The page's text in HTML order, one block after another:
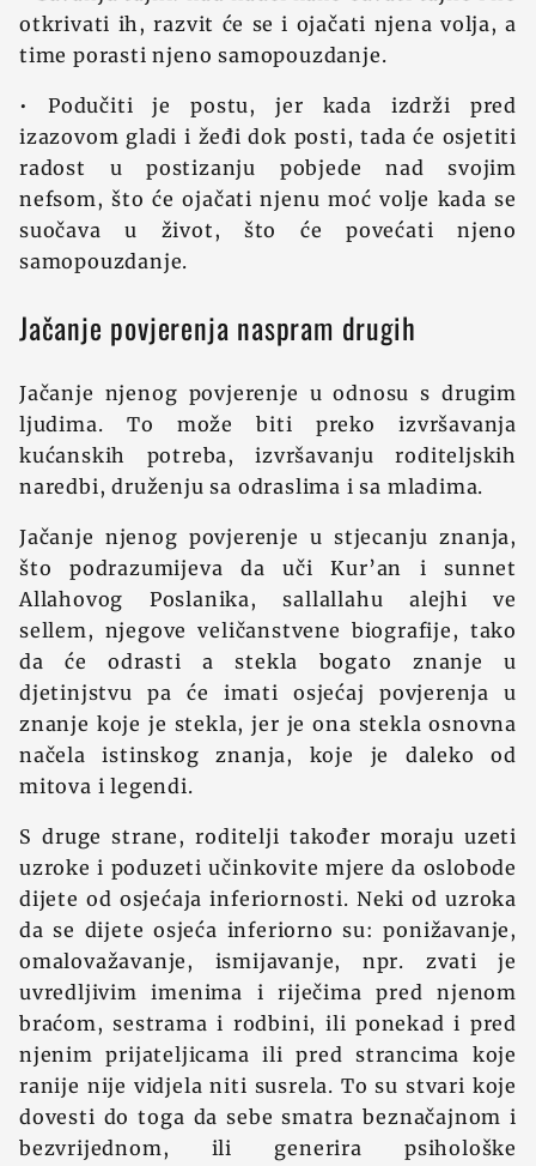
otkrivati ih, razvit će se i ojačati njena volja, a
time porasti njeno samopouzdanje.
• Podučiti je postu, jer kada izdrži pred
izazovom gladi i žeđi dok posti, tada će osjetiti
radost u postizanju pobjede nad svojim
nefsom, što će ojačati njenu moć volje kada se
suočava u život, što će povećati njeno
samopouzdanje.
Jačanje povjerenja naspram drugih
Jačanje njenog povjerenje u odnosu s drugim
ljudima. To može biti preko izvršavanja
kućanskih potreba, izvršavanju roditeljskih
naredbi, druženju sa odraslima i sa mladima.
Jačanje njenog povjerenje u stjecanju znanja,
što podrazumijeva da uči Kur’an i sunnet
Allahovog Poslanika, sallallahu alejhi ve
sellem, njegove veličanstvene biografije, tako
da će odrasti a stekla bogato znanje u
djetinjstvu pa će imati osjećaj povjerenja u
znanje koje je stekla, jer je ona stekla osnovna
načela istinskog znanja, koje je daleko od
mitova i legendi.
S druge strane, roditelji također moraju uzeti
uzroke i poduzeti učinkovite mjere da oslobode
dijete od osjećaja inferiornosti. Neki od uzroka
da se dijete osjeća inferiorno su: ponižavanje,
omalovažavanje, ismijavanje, npr. zvati je
uvredljivim imenima i riječima pred njenom
braćom, sestrama i rodbini, ili ponekad i pred
njenim prijateljicama ili pred strancima koje
ranije nije vidjela niti susrela. To su stvari koje
dovesti do toga da sebe smatra beznačajnom i
bezvrijednom, ili generira psihološke